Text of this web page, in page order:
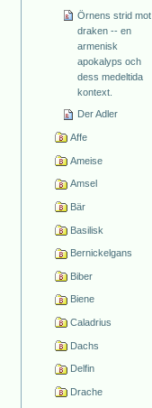
Örnens strid mot
draken -- en
armenisk
apokalyps och
dess medeltida
kontext.
Der Adler
Affe
Ameise
Amsel
Bär
Basilisk
Bernickelgans
Biber
Biene
Caladrius
Dachs
Delfin
Drache